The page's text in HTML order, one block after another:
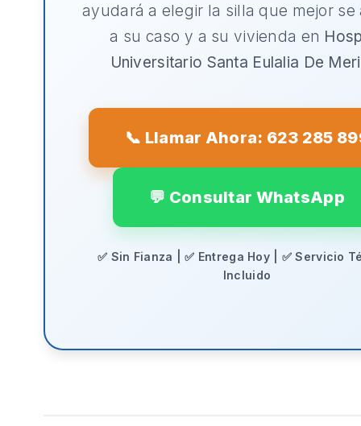
ayudará a elegir la silla que mejor se
a su caso y a su vivienda en
Universitario Santa Eulalia De
📞 Llamar Ahora: 623 285
💬 Consultar WhatsApp
✅ Sin Fianza | ✅ Entrega Hoy | ✅ Servicio
Incluido